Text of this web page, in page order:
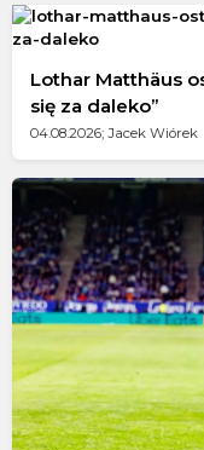
Lothar Matthäus
się za daleko”
04.08.2026; Jacek Wiórek